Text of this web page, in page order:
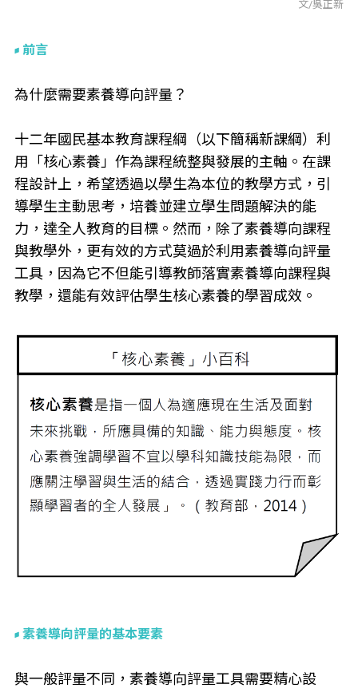
文/吳正新
前言
為什麼需要素養導向評量？
十二年國民基本教育課程綱（以下簡稱新課綱）利
用「核心素養」作為課程統整與發展的主軸。在課
程設計上，希望透過以學生為本位的教學方式，引
導學生主動思考，培養並建立學生問題解決的能
力，達全人教育的目標。然而，除了素養導向課程
與教學外，更有效的方式莫過於利用素養導向評量
工具，因為它不但能引導教師落實素養導向課程與
教學，還能有效評估學生核心素養的學習成效。
素養導向評量的基本要素
與一般評量不同，素養導向評量工具需要精心設